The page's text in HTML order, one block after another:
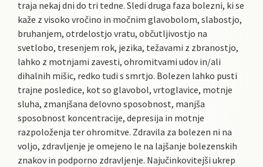
traja nekaj dni do tri tedne. Sledi druga faza bolezni, ki se
kaže z visoko vročino in močnim glavobolom, slabostjo,
bruhanjem, otrdelostjo vratu, občutljivostjo na
svetlobo, tresenjem rok, jezika, težavami z zbranostjo,
lahko z motnjami zavesti, ohromitvami udov in/ali
dihalnih mišic, redko tudi s smrtjo. Bolezen lahko pusti
trajne posledice, kot so glavobol, vrtoglavice, motnje
sluha, zmanjšana delovno sposobnost, manjša
sposobnost koncentracije, depresija in motnje
razpoloženja ter ohromitve. Zdravila za bolezen ni na
voljo, zdravljenje je omejeno le na lajšanje bolezenskih
znakov in podporno zdravljenje. Najučinkovitejši ukrep